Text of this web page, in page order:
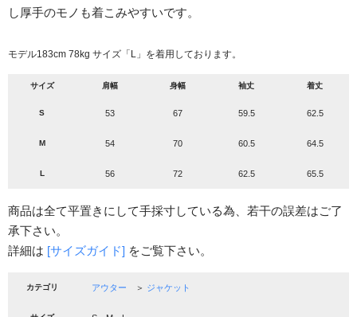
し厚手のモノも着こみやすいです。
モデル183cm 78kg サイズ「L」を着用しております。
サイズ 肩幅 身幅 袖丈 着丈
S 53 67 59.5 62.5
M 54 70 60.5 64.5
L 56 72 62.5 65.5
商品は全て平置きにして手採寸している為、若干の誤差はご了
承下さい。
詳細は [サイズガイド] をご覧下さい。
カテゴリ アウター ＞ ジャケット